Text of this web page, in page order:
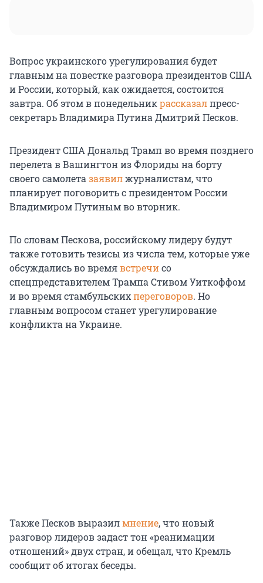
Вопрос украинского урегулирования будет
главным на повестке разговора президентов США
и России, который, как ожидается, состоится
завтра. Об этом в понедельникрассказалпресс-
секретарь Владимира Путина Дмитрий Песков.
Президент США Дональд Трамп во время позднего
перелета в Вашингтон из Флориды на борту
своего самолета заявилжурналистам, что
планирует поговорить с президентом России
Владимиром Путиным во вторник.
По словам Пескова, российскому лидеру будут
также готовить тезисы из числа тем, которые уже
обсуждались во времявстречисо
спецпредставителем Трампа Стивом Уиткоффом
и во время стамбульскихпереговоров. Но
главным вопросом станет урегулирование
конфликта на Украине.
Также Песков выразилмнение, что новый
разговор лидеров задаст тон «реанимации
отношений» двух стран, и обещал, что Кремль
сообщит об итогах беседы.